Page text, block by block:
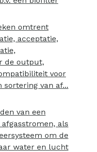
omtrent
acceptatie,
de output,
voor
sortering van af...
van een
als
om de
water en lucht